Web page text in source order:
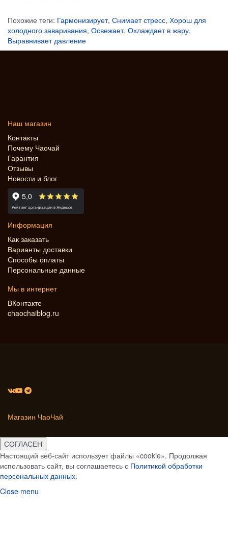
Похожие теги: Гармонизирует, Снимает стресс, Хорош для
холодного заваривания, Освежает, Охлаждает в жару,
Выравнивает давление
Наш магазин
Контакты
Почему Чаочай
Гарантия
Отзывы
Новости и блог
Информация
Как заказать
Варианты доставки
Способы оплаты
Персональные данные
Мы в интернет
ВКонтакте
chaochaiblog.ru
Магазин ЧаоЧай
СОГЛАСЕН
Настоящий веб-сайт использует файлы «cookie». Продолжая
использовать сайт, вы соглашаетесь с Политикой обработки
персональных данных.
Close menu